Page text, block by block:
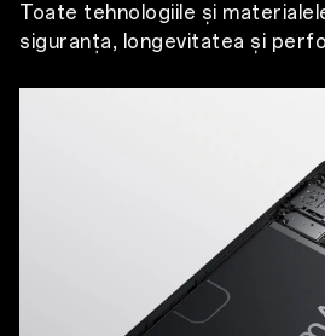
Toate tehnologiile și
siguranța, longevitatea și